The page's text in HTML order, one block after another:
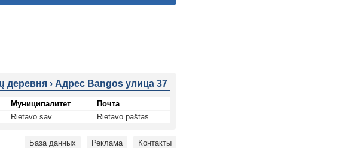
деревня › Адрес Bangos улица 37
Муниципалитет
Почта
Rietavo sav. Rietavo paštas
База данных Реклама Контакты